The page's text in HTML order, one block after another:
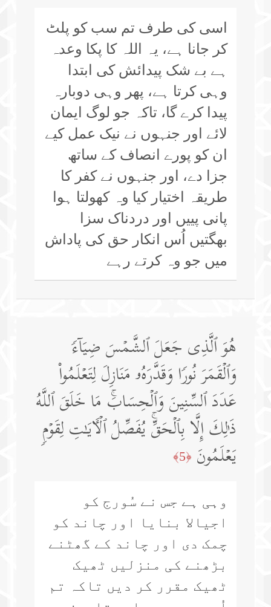
اسی کی طرف تم سب کو پلٹ
کر جانا ہے، یہ اللہ کا پکا وعدہ
ہے بے شک پیدائش کی ابتدا
وہی کرتا ہے، پھر وہی دوبارہ
پیدا کرے گا، تاکہ جو لوگ ایمان
لائے اور جنہوں نے نیک عمل کیے
ان کو پورے انصاف کے ساتھ
جزا دے، اور جنہوں نے کفر کا
طریقہ اختیار کیا وہ کھولتا ہوا
پانی پییں اور دردناک سزا
بھگتیں اُس انکار حق کی پاداش
میں جو وہ کرتے رہے
هُوَ ٱلَّذِی جَعَلَ ٱلشَّمۡسَ ضِیَاۤءࣰ
وَٱلۡقَمَرَ نُورࣰا وَقَدَّرَهُۥ مَنَازِلَ لِتَعۡلَمُوا۟
عَدَدَ ٱلسِّنِینَ وَٱلۡحِسَابَۚ مَا خَلَقَ ٱللَّهُ
ذَ ٰ⁠لِكَ إِلَّا بِٱلۡحَقِّۚ یُفَصِّلُ ٱلۡـَٔایَـٰتِ لِقَوۡمࣲ
یَعۡلَمُونَ ﴿5﴾
وہی ہے جس نے سُورج کو
اجیالا بنایا اور چاند کو
چمک دی اور چاند کے گھٹنے
بڑھنے کی منزلیں ٹھیک
ٹھیک مقرر کر دیں تاکہ تم